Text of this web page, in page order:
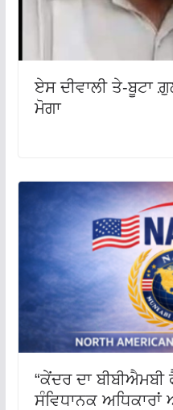
ਏਸ ਦੀਵਾਲੀ ਤੇ-ਬੂਟਾ
ਮੋਗਾ
“ਕੇਂਦਰ ਦਾ
ਸੰਵਿਧਾਨਕ ਅਧਿਕਾਰਾਂ